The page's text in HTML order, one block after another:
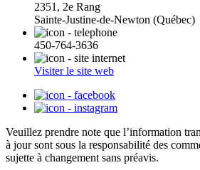
2351, 2e Rang
Sainte-Justine-de-Newton (Québec)
450-764-3636
Visiter le site web
Veuillez prendre note que l’information
à jour sont sous la responsabilité des
sujette à changement sans préavis.